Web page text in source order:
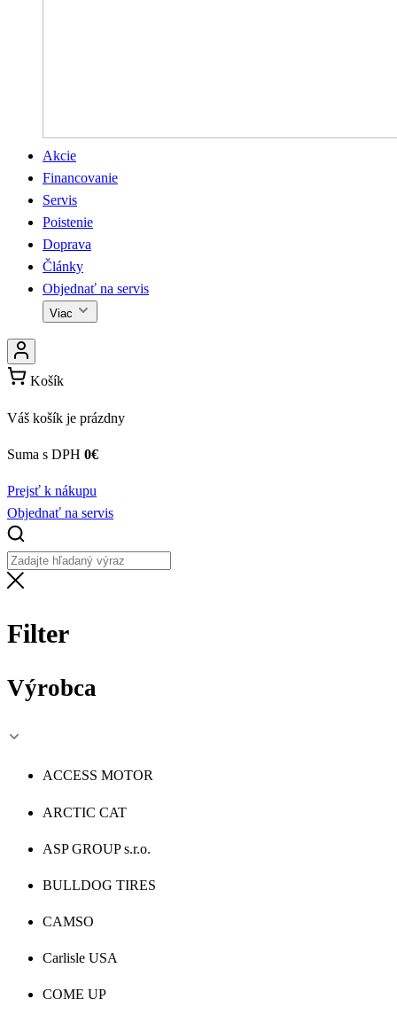
Akcie
Financovanie
Servis
Poistenie
Doprava
Články
Objednať na servis
Viac
Košík
Váš košík je prázdny
Suma s DPH 0€
Prejsť k nákupu
Objednať na servis
Filter
Výrobca
ACCESS MOTOR
ARCTIC CAT
ASP GROUP s.r.o.
BULLDOG TIRES
CAMSO
Carlisle USA
COME UP